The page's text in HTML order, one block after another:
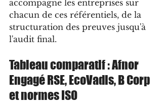
accompagne les entreprises sur
chacun de ces référentiels, de la
structuration des preuves jusqu'à
l'audit final.
Tableau comparatif : Afnor
Engagé RSE, EcoVadis, B Corp
et normes ISO